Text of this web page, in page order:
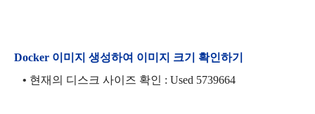
Docker 이미지 생성하여 이미지 크기 확인하기
• 현재의 디스크 사이즈 확인 : Used 5739664